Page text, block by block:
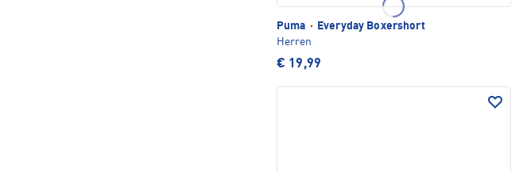
Puma ·
Everyday Boxershort
Herren
€ 19,99